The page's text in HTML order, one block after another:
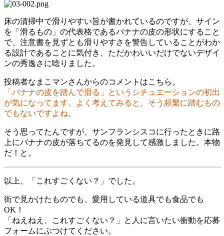
床の清掃中で滑りやすい旨が書かれているのですが、サイン
を「滑るもの」の代表格であるバナナの皮の形状にすること
で、注意書を見ずとも滑りやすさを警告していることがわか
る設計であることに気付き、ただかわいいだけでないデザイ
ンの秀逸さに唸りました。
投稿者なまこマンさんからのコメントはこちら。
「バナナの皮を踏んで滑る」というシチュエーションの初出
が気になってます。よく考えてみると、そう頻繁に踏むもの
でもないですよね。
そう思ってたんですが、サンフランシスコに行ったときに路
上にバナナの皮が落ちてるのを発見して感激しました。本物
だ！と。
以上、「これすごくない？」でした。
街で見かけたものでも、愛用している道具でも食品でも
OK！
「ねえねえ、これすごくない？」と人に言いたい衝動を応募
フォームにぶつけてください。